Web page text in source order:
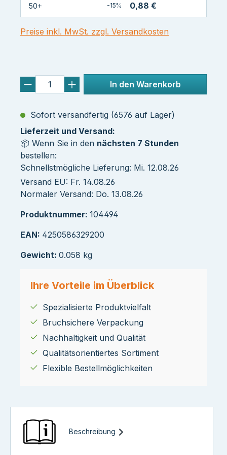
50+ -15% 0,88 €
Preise inkl. MwSt. zzgl. Versandkosten
In den Warenkorb
Sofort versandfertig (6576 auf Lager)
Lieferzeit und Versand:
📦 Wenn Sie in den nächsten 7 Stunden
bestellen:
Schnellstmögliche Lieferung: Mi. 12.08.26
Versand EU: Fr. 14.08.26
Normaler Versand: Do. 13.08.26
Produktnummer: 104494
EAN: 4250586329200
Gewicht: 0.058 kg
Ihre Vorteile im Überblick
Spezialisierte Produktvielfalt
Bruchsichere Verpackung
Nachhaltigkeit und Qualität
Qualitätsorientiertes Sortiment
Flexible Bestellmöglichkeiten
Beschreibung